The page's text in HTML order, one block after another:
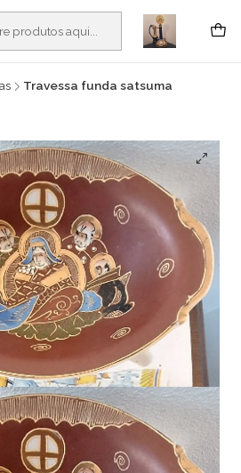
e antiguidades em Viana do
Ler mais
Travessa funda satsuma